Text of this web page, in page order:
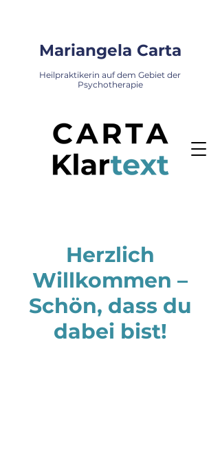
Mariangela Carta
Heilpraktikerin auf dem Gebiet der
Psychotherapie
Herzlich
Willkommen –
Schön, dass du
dabei bist!